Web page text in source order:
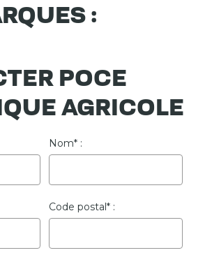
:
POCE
AGRICOLE
Nom*
Code postal*